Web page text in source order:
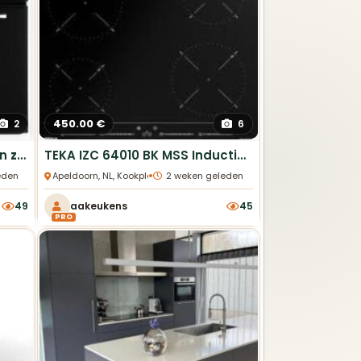
Trends en prijzen
Alle verkochte keukens
bekijken
Alles overzichtelijk op één
plek.
2
zwart , Restpartij HIMC4550 in doos
49
450.00 € 6
TEKA IZC 64010 BK MSS Inductiekookplaat 60cm 4 zones
Apeldoorn, NL, Kookplaten
• 2 weken geleden
PRO
aakeukens 45